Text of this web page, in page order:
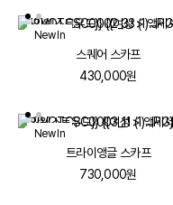
New In
스퀘어 스카프
430,000원
New In
트라이앵글 스카프
730,000원